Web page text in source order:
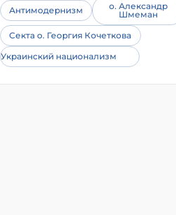
Антимодернизм
о. Александр
Шмеман
Секта о. Георгия Кочеткова
Украинский национализм